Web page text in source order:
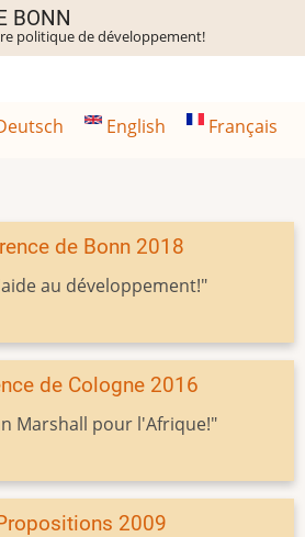
BONN
politique de développement!
English Français
de Bonn 2018
au développement!"
de Cologne 2016
Marshall pour l'Afrique!"
2009